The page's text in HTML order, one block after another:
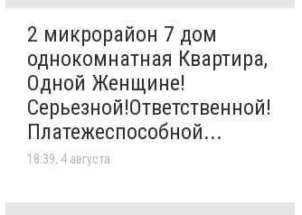
2 микрорайон 7 дом
однокомнатная Квартира,
Одной Женщине!
Серьезной!Ответственной!
Платежеспособной...
18:39, 4 августа